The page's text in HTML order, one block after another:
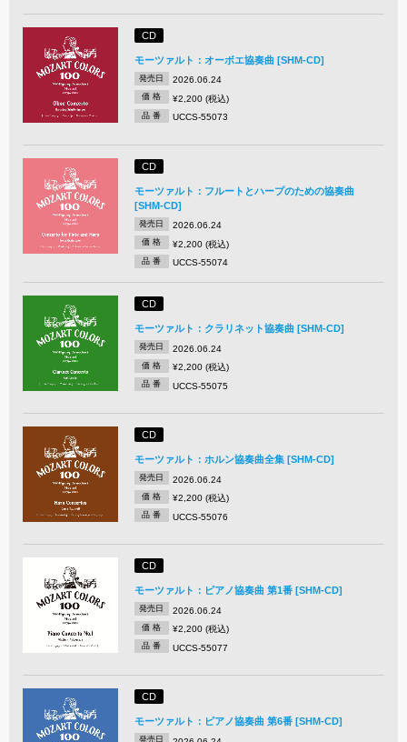
CD
モーツァルト：オーボエ協奏曲 [SHM-CD]
発売日 2026.06.24
価 格 ¥2,200 (税込)
品 番 UCCS-55073
CD
モーツァルト：フルートとハープのための協奏曲
[SHM-CD]
発売日 2026.06.24
価 格 ¥2,200 (税込)
品 番 UCCS-55074
CD
モーツァルト：クラリネット協奏曲 [SHM-CD]
発売日 2026.06.24
価 格 ¥2,200 (税込)
品 番 UCCS-55075
CD
モーツァルト：ホルン協奏曲全集 [SHM-CD]
発売日 2026.06.24
価 格 ¥2,200 (税込)
品 番 UCCS-55076
CD
モーツァルト：ピアノ協奏曲 第1番 [SHM-CD]
発売日 2026.06.24
価 格 ¥2,200 (税込)
品 番 UCCS-55077
CD
モーツァルト：ピアノ協奏曲 第6番 [SHM-CD]
発売日